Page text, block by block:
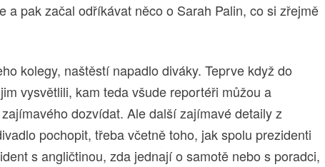
a pak začal odříkávat něco o Sarah Palin, co si zřejmě
kolegy, naštěstí napadlo diváky. Teprve když do
vysvětlili, kam teda všude reportéři můžou a
dozvídat. Ale další zajímavé detaily z
pochopit, třeba včetně toho, jak spolu prezidenti
s angličtinou, zda jednají o samotě nebo s poradci,